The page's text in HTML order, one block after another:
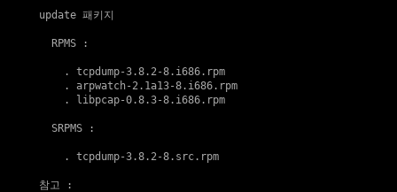
update 패키지
  RPMS :
    .
tcpdump-3.8.2-8.i686.rpm
    .
arpwatch-2.1a13-8.i686.rpm
    .
libpcap-0.8.3-8.i686.rpm
  SRPMS :
    .
tcpdump-3.8.2-8.src.rpm
참고